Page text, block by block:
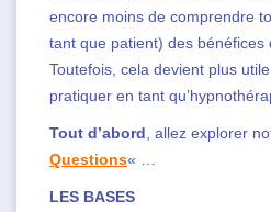
encore moins de comprendre
tant que patient) des bénéfices
Toutefois, cela devient plus
pratiquer en tant
Tout d’abord , allez explorer
Questions« …
LES BASES